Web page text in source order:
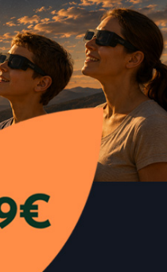
réduire tous types de fatigue.
Lors de périodes
allié grâce à sa formule
de la vitamine B6.
Ce complexe permet de
de stress et nervosité.
Stick saveur naturelle de
CIP: 3760195481509
Quantité
Payez en 1x ou 4x sans frais